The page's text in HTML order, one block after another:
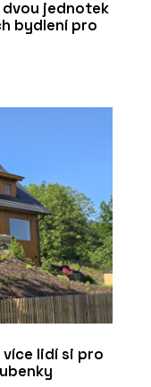
dvou jednotek
bydlení pro
více lidí si pro